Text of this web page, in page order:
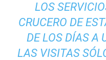
LOS
CRUCERO DE
DE LOS DÍAS A
LAS VISITAS